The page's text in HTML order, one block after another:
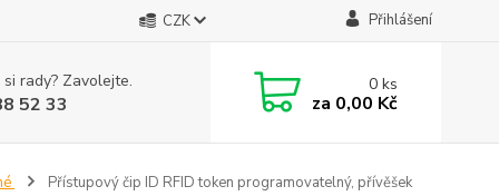
CZK Přihlášení
rady? Zavolejte.
52 33
0ks
za 0,00 Kč
Přístupový čip ID RFID token programovatelný, přívěšek